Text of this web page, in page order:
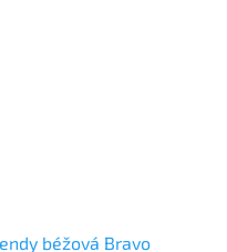
béžová Bravo